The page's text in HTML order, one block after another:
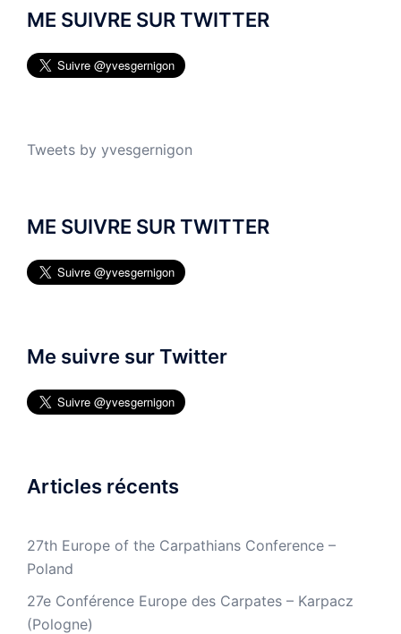
ME SUIVRE SUR TWITTER
Tweets by yvesgernigon
ME SUIVRE SUR TWITTER
Me suivre sur Twitter
Articles récents
27th Europe of the Carpathians Conference –
Poland
27e Conférence Europe des Carpates – Karpacz
(Pologne)